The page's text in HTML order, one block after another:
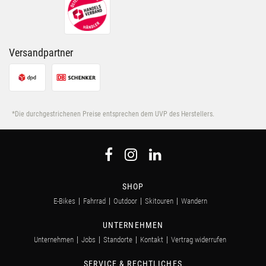
Nutzung der Dienste gesammelt haben.
Versandpartner
*Die durchgestrichenen Preise entsprechen dem UVP des Herstellers.
SHOP
E-Bikes Fahrrad Outdoor Skitouren Wandern
UNTERNEHMEN
Unternehmen Jobs Standorte Kontakt Vertrag widerrufen
SERVICE & RECHTLICHES